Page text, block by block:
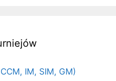
IM, SIM, GM)